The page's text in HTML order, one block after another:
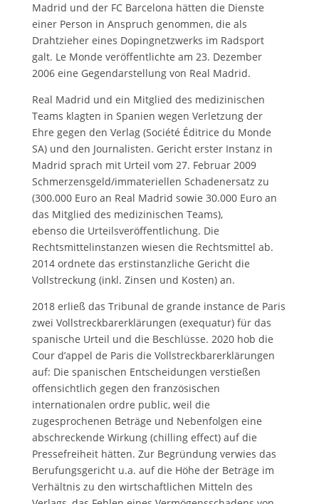
Madrid und der FC Barcelona hätten die Dienste
einer Person in Anspruch genommen, die als
Drahtzieher eines Dopingnetzwerks im Radsport
galt. Le Monde veröffentlichte am 23. Dezember
2006 eine Gegendarstellung von Real Madrid.
Real Madrid und ein Mitglied des medizinischen
Teams klagten in Spanien wegen Verletzung der
Ehre gegen den Verlag (Société Éditrice du Monde
SA) und den Journalisten. Gericht erster Instanz in
Madrid sprach mit Urteil vom 27. Februar 2009
Schmerzensgeld/immateriellen Schadenersatz zu
(300.000 Euro an Real Madrid sowie 30.000 Euro an
das Mitglied des medizinischen Teams),
ebenso die Urteilsveröffentlichung. Die
Rechtsmittelinstanzen wiesen die Rechtsmittel ab.
2014 ordnete das erstinstanzliche Gericht die
Vollstreckung (inkl. Zinsen und Kosten) an.
2018 erließ das Tribunal de grande instance de Paris
zwei Vollstreckbarerklärungen (exequatur) für das
spanische Urteil und die Beschlüsse. 2020 hob die
Cour d’appel de Paris die Vollstreckbarerklärungen
auf: Die spanischen Entscheidungen verstießen
offensichtlich gegen den französischen
internationalen ordre public, weil die
zugesprochenen Beträge und Nebenfolgen eine
abschreckende Wirkung (chilling effect) auf die
Pressefreiheit hätten. Zur Begründung verwies das
Berufungsgericht u.a. auf die Höhe der Beträge im
Verhältnis zu den wirtschaftlichen Mitteln des